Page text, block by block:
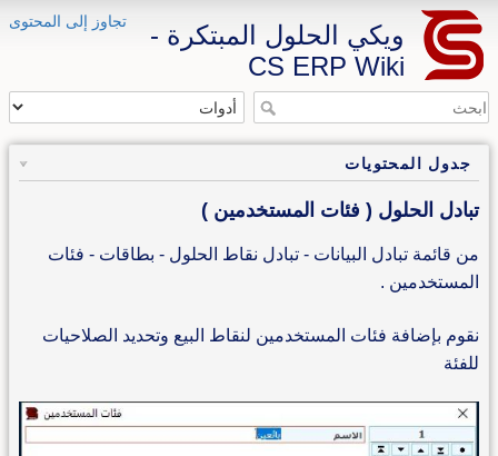
تجاوز إلى المحتوى
ويكي الحلول المبتكرة -
CS ERP Wiki
جدول المحتويات
تبادل الحلول ( فئات المستخدمين )
من قائمة تبادل البيانات - تبادل نقاط الحلول - بطاقات - فئات
المستخدمين .
نقوم بإضافة فئات المستخدمين لنقاط البيع وتحديد الصلاحيات
للفئة